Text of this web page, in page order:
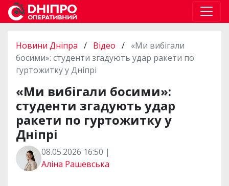
Новини Дніпра / Відео / «Ми вибігали
босими»: студенти згадують удар ракети по
гуртожитку у Дніпрі
«Ми вибігали босими»:
студенти згадують удар
ракети по гуртожитку у
Дніпрі
08.05.2026 16:50 |
Аліна Рашевська